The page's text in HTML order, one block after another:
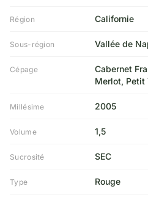
Région Californie
Sous-région Vallée de
Cépage
Cabernet
Merlot, Petit
Millésime 2005
Volume 1,5
Sucrosité SEC
Type Rouge